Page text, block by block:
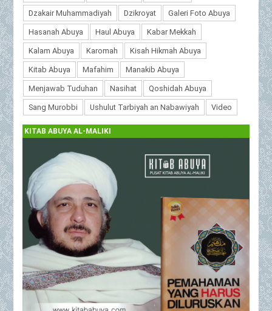
Dzakair Muhammadiyah Dzikroyat Galeri Foto Abuya
Hasanah Abuya Haul Abuya Kabar Mekkah
Kalam Abuya Karomah Kisah Hikmah Abuya
Kitab Abuya Mafahim Manakib Abuya
Menjawab Tuduhan Nasihat Qoshidah Abuya
Sang Murobbi Ushulut Tarbiyah an Nabawiyah Video
KITAB ABUYA AL-MALIKI